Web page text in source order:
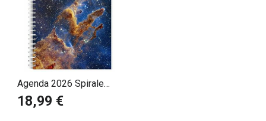
Agenda 2026 Spirale
Nasa Univers
18,99 €